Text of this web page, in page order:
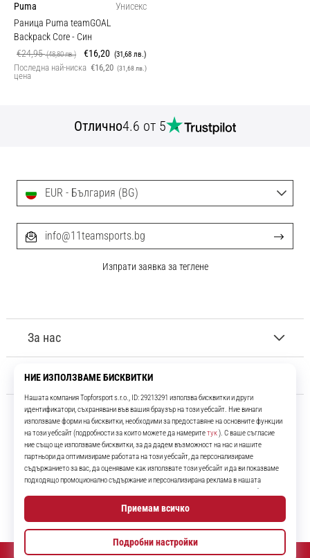
Puma
Унисекс
Раница Puma teamGOAL
Backpack Core- Син
€24,95(48,80 лв.) €16,20 (31,68 лв.)
Последна най-ниска
цена
€16,20 (31,68 лв.)
Отлично4.6 от 5
11teamsports.bg
Повече от 16 години ние сме ваши съотборници, представяйки ви
най-добрите и най-новите футболни продукти.
InstagramYouTube
За нас
Обслужване на клиенти
EUR - България (BG)
info@11teamsports.bg
Изпрати заявка за теглене